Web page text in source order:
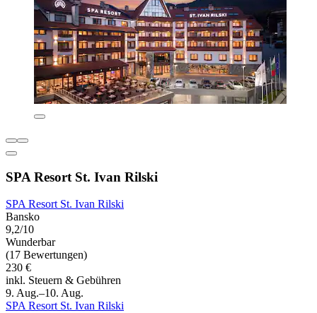
SPA Resort St. Ivan Rilski
SPA Resort St. Ivan Rilski
Bansko
9,2/10
Wunderbar
(17 Bewertungen)
230 €
inkl. Steuern & Gebühren
9. Aug.–10. Aug.
SPA Resort St. Ivan Rilski